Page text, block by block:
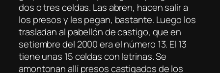
dos o tres celdas. Las abren, hacen salir a
los presos y les pegan, bastante. Luego los
trasladan al pabellón de castigo, que en
setiembre del 2000 era el número 13. El 13
tiene unas 15 celdas con letrinas. Se
amontonan allí presos castigados de los